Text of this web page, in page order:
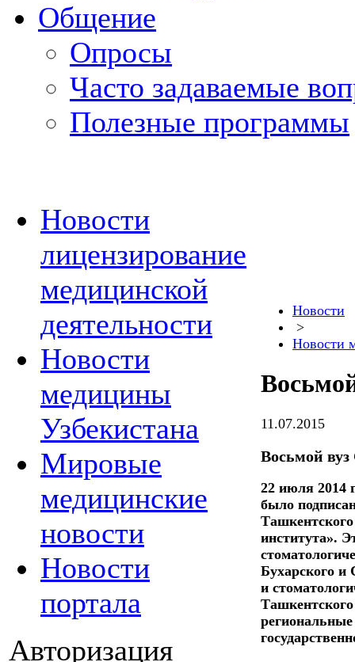
Общение
Опросы
Часто задаваемые
Полезные программы
Новости
лицензирование
медицинской
деятельности
Новости
медицины
Узбекистана
Мировые
медицинские
новости
Новости
портала
Авторизация
Новости
>
Новости
11.07.2015
Восьмой
22 июля 2014
было
Ташкентского
института».
Бухарского и
и